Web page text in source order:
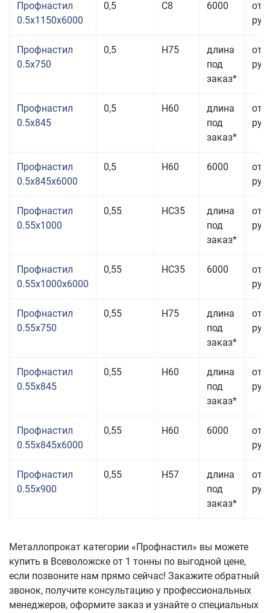
Профнастил
0.5x1150x6000
0,5 С8 6000
от
руб.
Профнастил
0.5x750
0,5 Н75
длина
под
заказ*
от
руб.
Профнастил
0.5x845
0,5 Н60
длина
под
заказ*
от
руб.
Профнастил
0.5x845x6000
0,5 Н60 6000
от
руб.
Профнастил
0.55x1000
0,55 НС35
длина
под
заказ*
от
руб.
Профнастил
0.55x1000x6000
0,55 НС35 6000
от
руб.
Профнастил
0.55x750
0,55 Н75
длина
под
заказ*
от
руб.
Профнастил
0.55x845
0,55 Н60
длина
под
заказ*
от
руб.
Профнастил
0.55x845x6000
0,55 Н60 6000
от
руб.
Профнастил
0.55x900
0,55 Н57
длина
под
заказ*
от
руб.
Металлопрокат категории «Профнастил» вы можете
купить в Всеволожске от 1 тонны по выгодной цене,
если позвоните нам прямо сейчас! Закажите обратный
звонок, получите консультацию у профессиональных
менеджеров, оформите заказ и узнайте о специальных